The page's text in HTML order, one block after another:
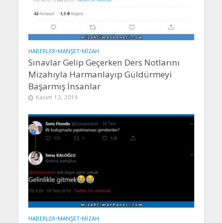
HABERLER•MANŞET•MIZAH
Sınavlar Gelip Geçerken Ders Notlarını
Mizahıyla Harmanlayıp Güldürmeyi
Başarmış İnsanlar
Kasım 12, 2019
HABERLER•MANŞET•MIZAH